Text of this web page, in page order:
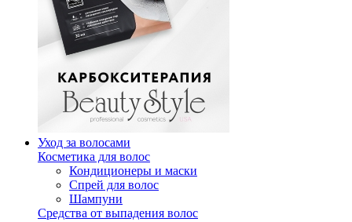
Уход за волосами
Косметика для волос
Кондиционеры и маски
Спрей для волос
Шампуни
Средства от выпадения волос